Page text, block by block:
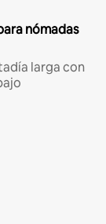
nómadas
larga con